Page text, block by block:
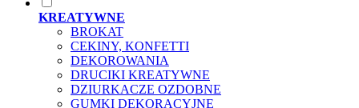
KREATYWNE
BROKAT
CEKINY, KONFETTI
DEKOROWANIA
DRUCIKI KREATYWNE
DZIURKACZE OZDOBNE
GUMKI DEKORACYJNE